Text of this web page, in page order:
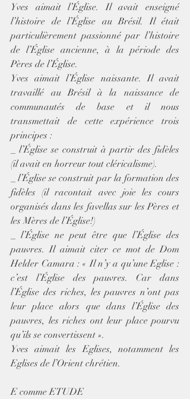
Yves aimait l’Église. Il avait enseigné
l’histoire de l’Église au Brésil. Il était
particulièrement passionné par l’histoire
de l’Église ancienne, à la période des
Pères de l’Église.
Yves aimait l’Église naissante. Il avait
travaillé au Brésil à la naissance de
communautés de base et il nous
transmettait de cette expérience trois
principes :
_ l’Église se construit à partir des fidèles
(il avait en horreur tout cléricalisme).
_ l’Église se construit par la formation des
fidèles (il racontait avec joie les cours
organisés dans les favellas sur les Pères et
les Mères de l’Église!)
_ l’Église ne peut être que l’Église des
pauvres. Il aimait citer ce mot de Dom
Helder Camara : « Il n’y a qu’une Eglise :
c’est l’Église des pauvres. Car dans
l’Église des riches, les pauvres n’ont pas
leur place alors que dans l’Église des
pauvres, les riches ont leur place pourvu
qu’ils se convertissent ».
Yves aimait les Eglises, notamment les
Eglises de l’Orient chrétien.
E comme ETUDE